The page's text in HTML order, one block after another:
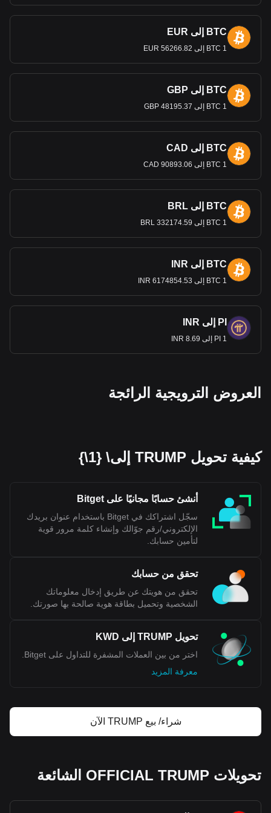
التحويلات والاقتصاد
تلعب التحويلات دورًا في الاقتصاد الكويتي، حي
من المغتربين أرباحًا بالدينار إلى بلدانهم الأصلية. هذه التدفقات
الخارجة هي جانب مهم من تداول العملة في النظام المالي
العالمي.
لمعرفة المبلغ الذي يمكن استبدال عملتك المشفرة به
KWD.
BTC إلى EUR
1 BTC إلى 56266.82 EUR
BTC إلى GBP
1 BTC إلى 48195.37 GBP
BTC إلى CAD
1 BTC إلى 90893.06 CAD
BTC إلى BRL
1 BTC إلى 332174.59 BRL
BTC إلى INR
1 BTC إلى 6174854.53 INR
PI إلى INR
1 PI إلى 8.69 INR
العروض الترويجية الرائجة
كيفية تحويل TRUMP إلى\ {1\}
أنشئ حسابًا مجانيًا على Bitget
سجّل اشتراكك في Bitget باستخدام عنوان بريدك
الإلكتروني/رقم جوّالك وإنشاء كلمة مرور قوية
لتأمين حسابك.
تحقق من حسابك
تحقق من هويتك عن طريق إدخال معلوماتك
الشخصية وتحميل بطاقة هوية صالحة بها صورتك.
تحويل TRUMP إلى KWD
اختر من بين العملات المشفرة للتداول على Bitget.
معرفة المزيد
شراء/ بيع TRUMP الآن
تحويلات OFFICIAL TRUMP الشائعة